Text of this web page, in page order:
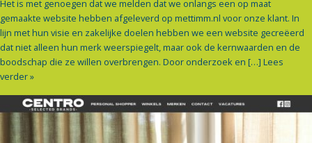
Het is met genoegen dat we melden dat we onlangs een op maat
gemaakte website hebben afgeleverd op mettimm.nl voor onze klant. In
lijn met hun visie en zakelijke doelen hebben we een website gecreëerd
dat niet alleen hun merk weerspiegelt, maar ook de kernwaarden en de
boodschap die ze willen overbrengen. Door onderzoek en […] Lees
verder »